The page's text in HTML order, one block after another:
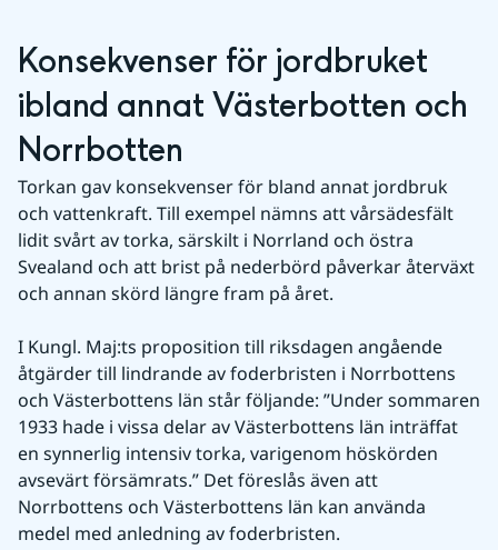
Konsekvenser för jordbruket
ibland annat Västerbotten och
Norrbotten
Torkan gav konsekvenser för bland annat jordbruk
och vattenkraft. Till exempel nämns att vårsädesfält
lidit svårt av torka, särskilt i Norrland och östra
Svealand och att brist på nederbörd påverkar återväxt
och annan skörd längre fram på året.
I Kungl. Maj:ts proposition till riksdagen angående
åtgärder till lindrande av foderbristen i Norrbottens
och Västerbottens län står följande: ”Under sommaren
1933 hade i vissa delar av Västerbottens län inträffat
en synnerlig intensiv torka, varigenom höskörden
avsevärt försämrats.” Det föreslås även att
Norrbottens och Västerbottens län kan använda
medel med anledning av foderbristen.